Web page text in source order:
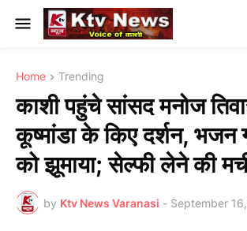
Home Trending
काशी पहुंचे सांसद मनोज
कूष्मांडा के किए दर्शन, भजन
को झूमाया; सेल्फी लेने की
by Ktv News Varanasi - September